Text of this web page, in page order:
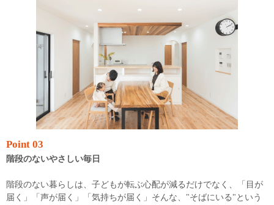
Point 03
階段のないやさしい毎日
階段のない暮らしは、子どもが転ぶ心配が減るだけでなく、「目が
届く」「声が届く」「気持ちが届く」そんな、"そばにいる"という